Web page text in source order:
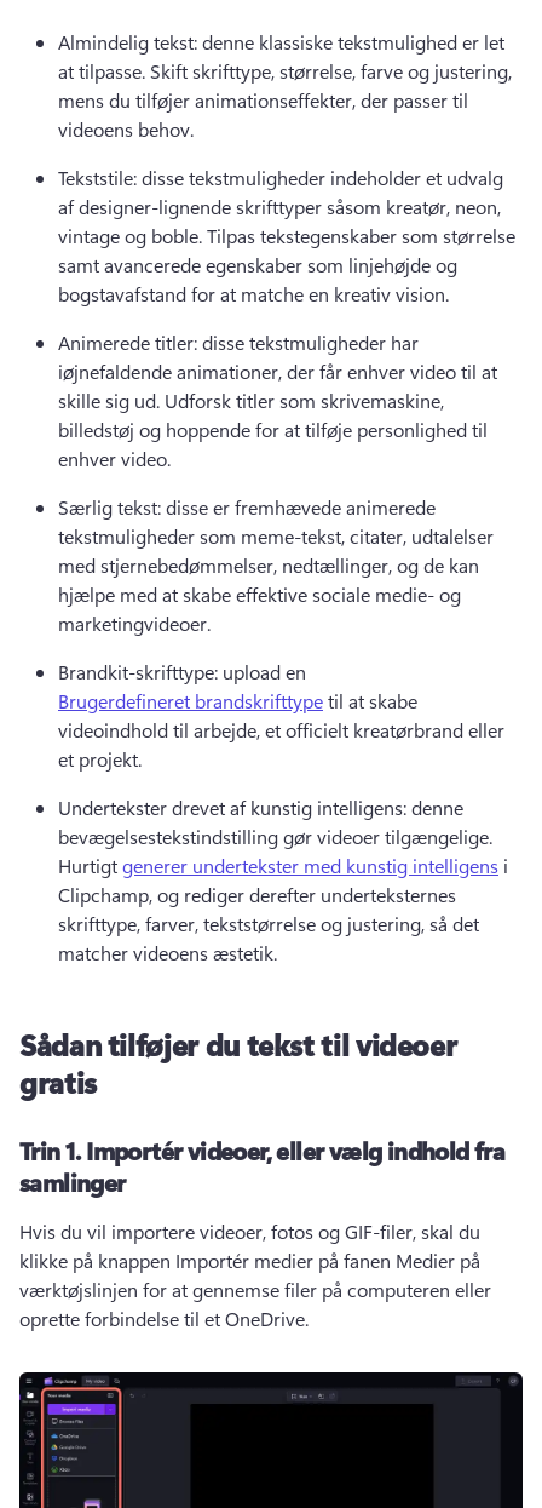
Almindelig tekst: denne klassiske tekstmulighed er let
at tilpasse. Skift skrifttype, størrelse, farve og justering,
mens du tilføjer animationseffekter, der passer til
videoens behov.
Tekststile: disse tekstmuligheder indeholder et udvalg
af designer-lignende skrifttyper såsom kreatør, neon,
vintage og boble. Tilpas tekstegenskaber som størrelse
samt avancerede egenskaber som linjehøjde og
bogstavafstand for at matche en kreativ vision.
Animerede titler: disse tekstmuligheder har
iøjnefaldende animationer, der får enhver video til at
skille sig ud. Udforsk titler som skrivemaskine,
billedstøj og hoppende for at tilføje personlighed til
enhver video.
Særlig tekst: disse er fremhævede animerede
tekstmuligheder som meme-tekst, citater, udtalelser
med stjernebedømmelser, nedtællinger, og de kan
hjælpe med at skabe effektive sociale medie- og
marketingvideoer.
Brandkit-skrifttype: upload en
Brugerdefineret brandskrifttype til at skabe
videoindhold til arbejde, et officielt kreatørbrand eller
et projekt.
Undertekster drevet af kunstig intelligens: denne
Hurtigt generer undertekster med kunstig intelligens i
Clipchamp, og rediger derefter underteksternes
skrifttype, farver, tekststørrelse og justering, så det
matcher videoens æstetik.
Sådan tilføjer du tekst til videoer
gratis
Trin 1.Importér videoer, eller vælg indhold fra
samlinger
Hvis du vil importere videoer, fotos og GIF-filer, skal du
klikke på knappen Importér medier på fanen Medier på
værktøjslinjen for at gennemse filer på computeren eller
oprette forbindelse til et OneDrive.